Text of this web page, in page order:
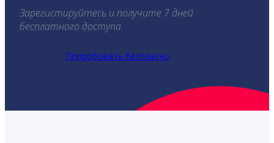
Зарегистируйтесь и получите 7 дней
бесплатного доступа.
Попробовать бесплатно